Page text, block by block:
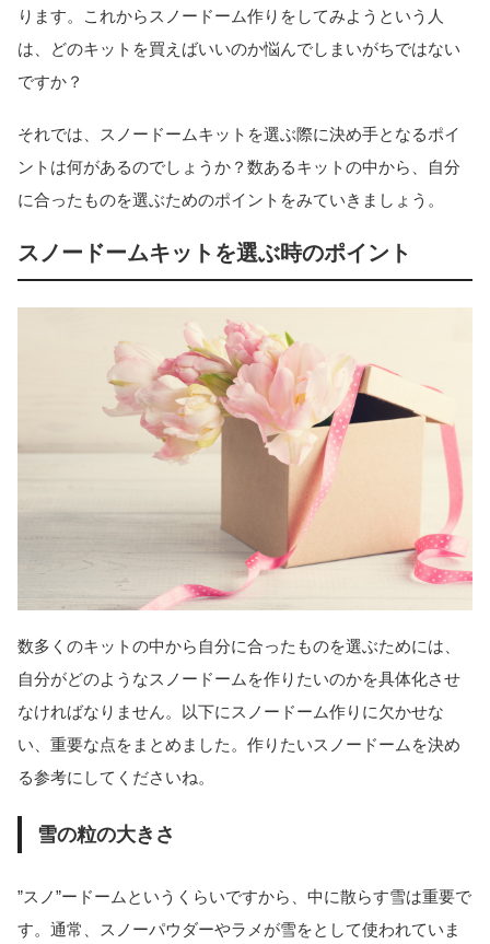
ります。これからスノードーム作りをしてみようという人
は、どのキットを買えばいいのか悩んでしまいがちではない
ですか？
それでは、スノードームキットを選ぶ際に決め手となるポイ
ントは何があるのでしょうか？数あるキットの中から、自分
に合ったものを選ぶためのポイントをみていきましょう。
スノードームキットを選ぶ時のポイント
数多くのキットの中から自分に合ったものを選ぶためには、
自分がどのようなスノードームを作りたいのかを具体化させ
なければなりません。以下にスノードーム作りに欠かせな
い、重要な点をまとめました。作りたいスノードームを決め
る参考にしてくださいね。
雪の粒の大きさ
”スノ”ードームというくらいですから、中に散らす雪は重要で
す。通常、スノーパウダーやラメが雪をとして使われていま